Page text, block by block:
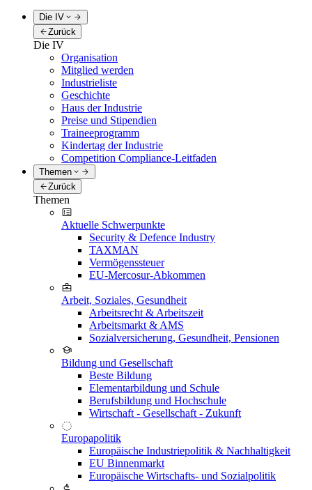
Die IV
Zurück
Die IV
Organisation
Mitglied werden
Industrieliste
Geschichte
Haus der Industrie
Preise und Stipendien
Traineeprogramm
Kindertag der Industrie
Competition Compliance-Leitfaden
Themen
Zurück
Themen
Aktuelle Schwerpunkte
Security & Defence Industry
TAXMAN
Vermögenssteuer
EU-Mercosur-Abkommen
Arbeit, Soziales, Gesundheit
Arbeitsrecht & Arbeitszeit
Arbeitsmarkt & AMS
Sozialversicherung, Gesundheit, Pensionen
Bildung und Gesellschaft
Beste Bildung
Elementarbildung und Schule
Berufsbildung und Hochschule
Wirtschaft - Gesellschaft - Zukunft
Europapolitik
Europäische Industriepolitik & Nachhaltigkeit
EU Binnenmarkt
Europäische Wirtschafts- und Sozialpolitik